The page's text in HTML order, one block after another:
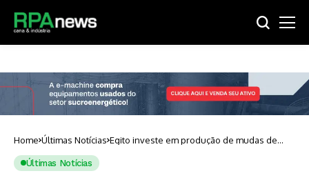
Home Últimas Notícias Egito investe em produção de mudas de
cana-de-açúcar com foco em segurança
Últimas Notícias